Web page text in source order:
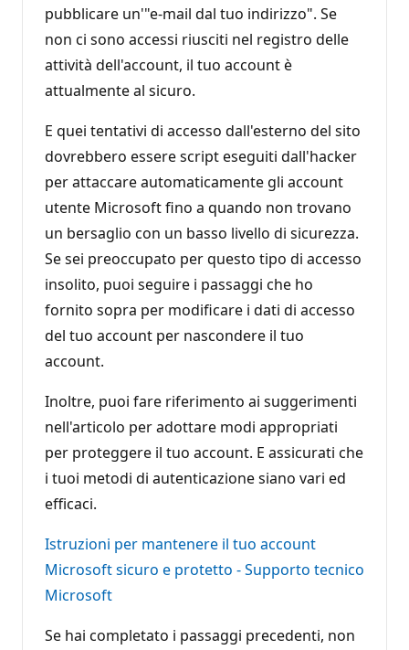
pubblicare un'"e-mail dal tuo indirizzo". Se
non ci sono accessi riusciti nel registro delle
attività dell'account, il tuo account è
attualmente al sicuro.
E quei tentativi di accesso dall'esterno del sito
dovrebbero essere script eseguiti dall'hacker
per attaccare automaticamente gli account
utente Microsoft fino a quando non trovano
un bersaglio con un basso livello di sicurezza.
Se sei preoccupato per questo tipo di accesso
insolito, puoi seguire i passaggi che ho
fornito sopra per modificare i dati di accesso
del tuo account per nascondere il tuo
account.
Inoltre, puoi fare riferimento ai suggerimenti
nell'articolo per adottare modi appropriati
per proteggere il tuo account. E assicurati che
i tuoi metodi di autenticazione siano vari ed
efficaci.
Istruzioni per mantenere il tuo account
Microsoft sicuro e protetto - Supporto tecnico
Microsoft
Se hai completato i passaggi precedenti, non